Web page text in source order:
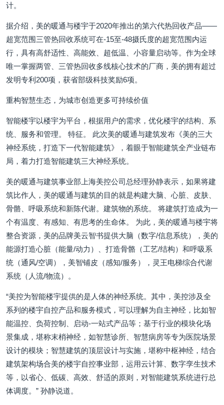
计。
据介绍，美的暖通与楼宇于2020年推出的第六代热回收产品——
超宽范围三管热回收系统可在-15至-48摄氏度的超宽范围内运
行，具有高舒适性、高能效、超低温、小容量启动等。作为全球
唯一掌握两管、三管热回收多线核心技术的厂商，美的拥有超过
发明专利200项，获省部级科技奖励6项。
重构智慧生态，为城市创造更多可持续价值
智能楼宇以楼宇为平台，根据用户的需求，优化楼宇的结构、系
统、服务和管理。 特征。 此次美的暖通与建筑发布《美的三大
神经系统，打造下一代智能建筑》，着眼于智能建筑全产业链布
局，着力打造智能建筑三大神经系统。
美的暖通与建筑事业部上海美控公司总经理孙静表示，如果将建
筑比作人，美的暖通与建筑的目的就是构建大脑、心脏、皮肤、
骨骼、呼吸系统和新陈代谢。建筑物的系统。 将建筑打造成为一
个有温度、有感知、有思考的生命体。 为此，美的暖通与楼宇将
整合资源，美的品牌美云智书提供大脑（数字/信息系统），美的
能源打造心脏（能量/动力）、打造骨骼（工艺/结构）和呼吸系
统（通风/空调），美智铺皮（感知/服务），灵王电梯综合代谢
系统（人流/物流）。
“美控为智能楼宇提供的是人体的神经系统。其中，美控涉及全
系列的楼宇自控产品和服务模式，可以理解为自主神经，比如智
能温控、负荷控制、启动-一站式产品等；基于行业的模块化场
景集成，堪称末梢神经，如智慧诊所、智慧病房等专为医院场景
设计的模块；智慧建筑的顶层设计与实施，堪称中枢神经，结合
建筑架构场合美的楼宇自控事业部，运用云计算、数字孪生技术
等，以省心、低碳、高效、舒适的原则，对智能建筑系统进行总
体调度。” 孙静说道。